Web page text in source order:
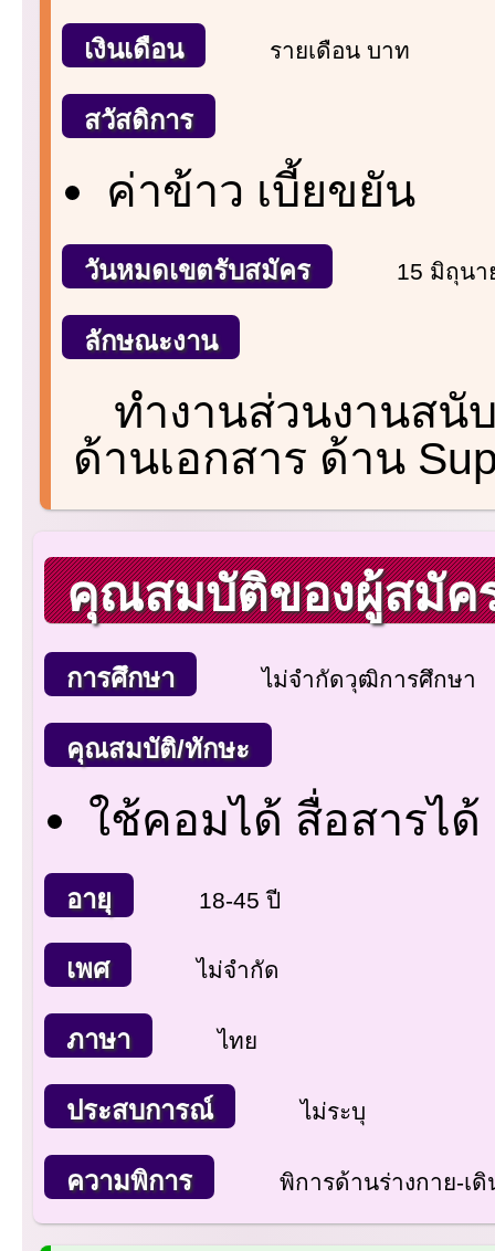
เงินเดือน รายเดือน บาท
สวัสดิการ
ค่าข้าว เบี้ยขยัน
วันหมดเขตรับสมัคร 15 มิถุนา
ลักษณะงาน
ทำงานส่วนงานสนั
ด้านเอกสาร ด้าน
คุณสมบัติของผู้สมัค
การศึกษา ไม่จำกัดวุฒิการศึกษา
คุณสมบัติ/ทักษะ
ใช้คอมได้ สื่อสารได้
อายุ 18-45 ปี
เพศ ไม่จำกัด
ภาษา ไทย
ประสบการณ์ ไม่ระบุ
ความพิการ พิการด้านร่างกาย-เดิ